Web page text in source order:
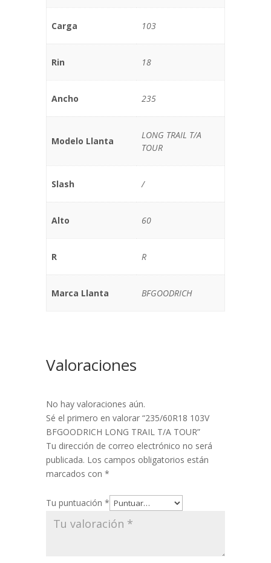
Carga 103
Rin 18
Ancho 235
Modelo Llanta
LONG TRAIL T/A
TOUR
Slash /
Alto 60
R R
Marca Llanta BFGOODRICH
Valoraciones
No hay valoraciones aún.
Sé el primero en valorar “235/60R18 103V
BFGOODRICH LONG TRAIL T/A TOUR”
Tu dirección de correo electrónico no será
publicada. Los campos obligatorios están
marcados con *
Tu puntuación *